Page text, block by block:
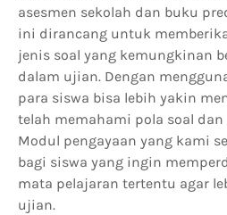
asesmen sekolah dan buku
ini dirancang untuk
jenis soal yang kemungkinan
dalam ujian. Dengan
para siswa bisa lebih yakin
telah memahami pola soal dan
Modul pengayaan yang kami
bagi siswa yang ingin
mata pelajaran tertentu agar
ujian.